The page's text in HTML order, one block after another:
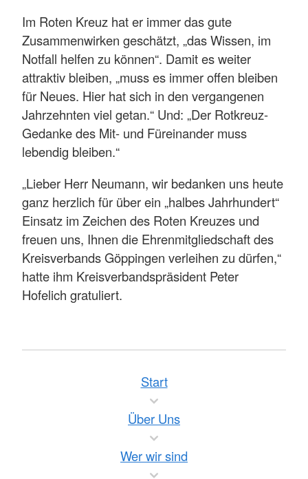
Im Roten Kreuz hat er immer das gute
Zusammenwirken geschätzt, „das Wissen, im
Notfall helfen zu können“. Damit es weiter
attraktiv bleiben, „muss es immer offen bleiben
für Neues. Hier hat sich in den vergangenen
Jahrzehnten viel getan.“ Und: „Der Rotkreuz-
Gedanke des Mit- und Füreinander muss
lebendig bleiben.“
„Lieber Herr Neumann, wir bedanken uns heute
ganz herzlich für über ein „halbes Jahrhundert“
Einsatz im Zeichen des Roten Kreuzes und
freuen uns, Ihnen die Ehrenmitgliedschaft des
Kreisverbands Göppingen verleihen zu dürfen,“
hatte ihm Kreisverbandspräsident Peter
Hofelich gratuliert.
Start
Über Uns
Wer wir sind